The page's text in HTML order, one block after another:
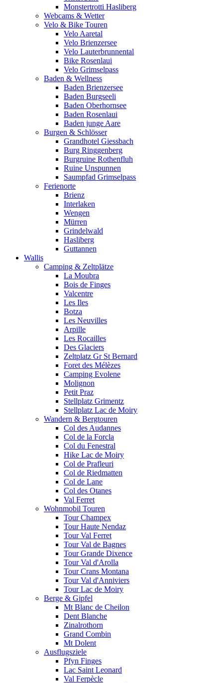
Monstertrotti Hasliberg
Webcams & Wetter
Velo & Bike Touren
Velo Aaretal
Velo Brienzersee
Velo Lauterbrunnental
Bike Rosenlaui
Velo Grimselpass
Baden & Wellness
Baden Brienzersee
Baden Burgseeli
Baden Oberhornsee
Baden Rosenlaui
Baden junge Aare
Burgen & Schlösser
Grandhotel Giessbach
Burg Ringgenberg
Burgruine Rothenfluh
Ruine Unspunnen
Saumpfad Grimselpass
Ferienorte
Brienz
Interlaken
Wengen
Mürren
Grindelwald
Hasliberg
Guttannen
Wallis
Camping & Zeltplätze
La Moubra
Bois de Finges
Valcentre
Les Iles
Botza
Les Neuvilles
Arpille
Les Rocailles
Des Glaciers
Zeltplatz Gr St Bernard
Foret des Mélèzes
Camping Evolene
Molignon
Petit Praz
Stellplatz Grimentz
Stellplatz Lac de Moiry
Wandern & Bergtouren
Col des Audannes
Col de la Forcla
Col du Fenestral
Hike Lac de Moiry
Col de Prafleuri
Col de Riedmatten
Col de Lane
Col des Otanes
Val Ferret
Wohnmobil Touren
Tour Champex
Tour Haute Nendaz
Tour Val Ferret
Tour Val de Bagnes
Tour Grande Dixence
Tour Val d'Arolla
Tour Crans Montana
Tour Val d'Anniviers
Tour Lac de Moiry
Berge & Gipfel
Mt Blanc de Cheilon
Dent Blanche
Zinalrothorn
Grand Combin
Mt Dolent
Ausflugsziele
Pfyn Finges
Lac Saint Leonard
Val Ferpècle